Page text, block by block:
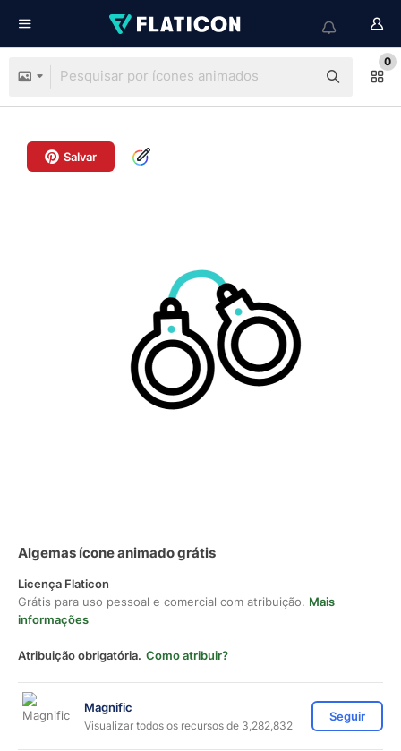
0
Salvar
Algemas ícone animado grátis
Licença Flaticon
Grátis para uso pessoal e comercial com atribuição. Mais
informações
Atribuição obrigatória. Como atribuir?
Magnific
Visualizar todos os recursos de 3,282,832
Seguir